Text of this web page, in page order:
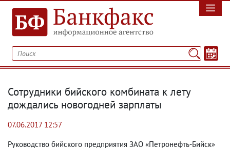
Сотрудники бийского комбината к лету
дождались новогодней зарплаты
07.06.2017 12:57
Руководство бийского предприятия ЗАО «Петронефть-Бийск»